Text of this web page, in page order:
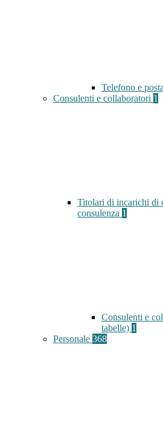
Telefono e
Consulenti e collaboratori 1
Titolari di incarichi di
consulenza 1
Consulenti e
tabelle) 1
Personale 368